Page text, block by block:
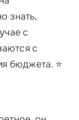
знать,
с
с
бюджета. ⭐